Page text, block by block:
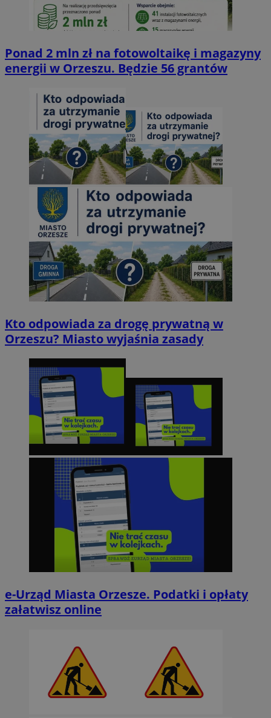
Ponad 2 mln zł na fotowoltaikę i magazyny
energii w Orzeszu. Będzie 56 grantów
Kto odpowiada za drogę prywatną w
Orzeszu? Miasto wyjaśnia zasady
e-Urząd Miasta Orzesze. Podatki i opłaty
załatwisz online